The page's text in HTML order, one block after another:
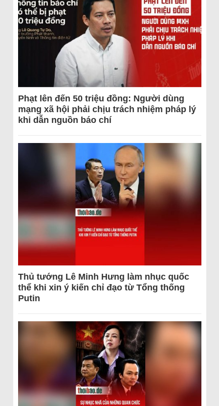
Phạt lên đến 50 triệu đồng: Người dùng
mạng xã hội phải chịu trách nhiệm pháp lý
khi dẫn nguồn báo chí
Thủ tướng Lê Minh Hưng làm nhục quốc
thể khi xin ý kiến chỉ đạo từ Tổng thống
Putin